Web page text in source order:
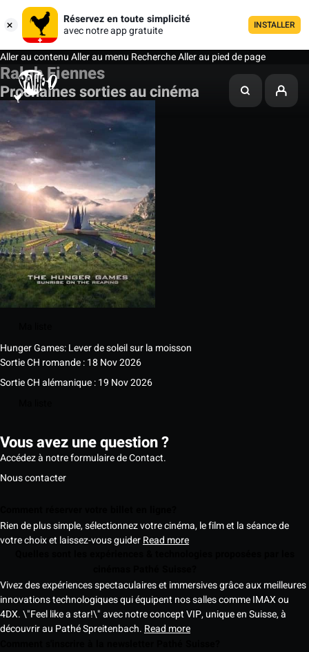
Réservez en toute simplicité
avec notre app gratuite
INSTALLER
Aller au contenuAller au menu RechercheAller au pied de page
Ralph Fiennes
Prochaines sorties au cinéma
Hunger Games: Lever de soleil sur la moisson
Sortie CH romande : 18 Nov 2026
Sortie CH alémanique : 19 Nov 2026
Vous avez une question ?
Accédez à notre formulaire de Contact.
Nous contacter
Rien de plus simple, sélectionnez votre cinéma, le film et la séance de
votre choix et laissez-vous guiderRead more
Vivez des expériences spectaculaires et immersives grâce aux meilleures
innovations technologiques qui équipent nos salles comme IMAX ou
4DX. \"Feel like a star!\" avec notre concept VIP, unique en Suisse, à
découvrir au Pathé Spreitenbach. Read more